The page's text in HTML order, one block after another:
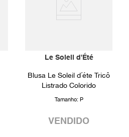
Le Soleil d'Été
Blusa Le Soleil d´éte Tricô
Listrado Colorido
Tamanho: P
VENDIDO